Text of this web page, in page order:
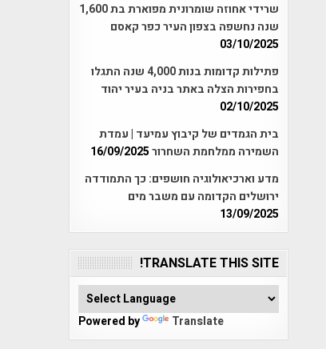
שרידי אחוזה שומרונית מפוארת בת 1,600
שנה נחשפה בצפון העיר כפר קאסם
03/10/2025
פתילות קדומות בנות 4,000 שנה התגלו
בחפירות הצלה באתר בניה בעיר יהוד
02/10/2025
בית הגמדים של קיבוץ עמיעד | עמדת
השמירה ממלחמת השחרור16/09/2025
מדע וארכיאולוגיה חושפים: כך התמודדה
ירושלים הקדומה עם משבר מים
13/09/2025
TRANSLATE THIS SITE!
Powered by Translate